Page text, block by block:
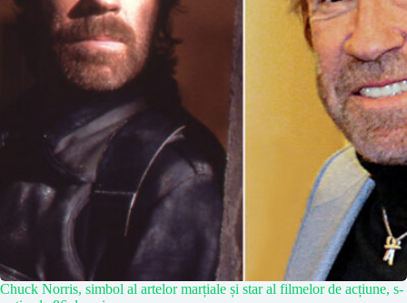
Chuck Norris, simbol al artelor marțiale și star al filmelor de acțiune, s-